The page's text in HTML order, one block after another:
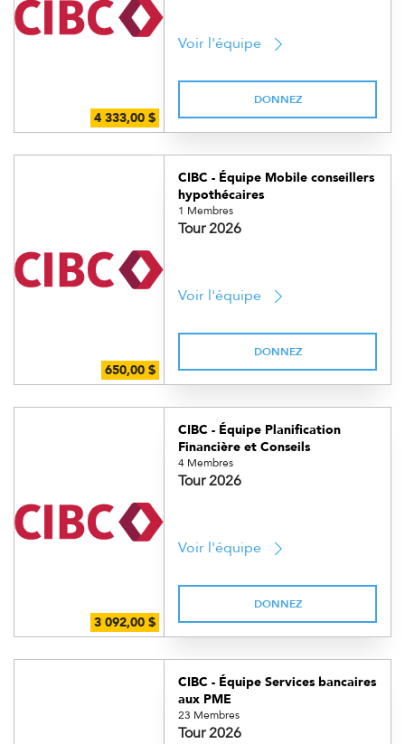
Voir l'équipe
DONNEZ
CIBC - Équipe Mobile conseillers
hypothécaires
1 Membres
Tour 2026
Voir l'équipe
DONNEZ
CIBC - Équipe Planification
Financière et Conseils
4 Membres
Tour 2026
Voir l'équipe
DONNEZ
CIBC - Équipe Services bancaires
aux PME
23 Membres
Tour 2026